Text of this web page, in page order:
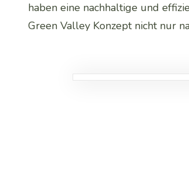
haben eine nachhaltige und
Green Valley Konzept nicht nur